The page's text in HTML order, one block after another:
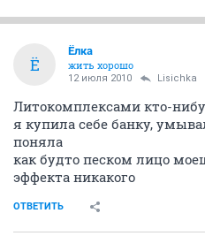
Ё
Ёлка
жить хорошо
12 июля 2010 Lisichka
Литокомплексами кто-
я купила себе банку,
поняла
как будто песком лицо
эффекта никакого
ОТВЕТИТЬ